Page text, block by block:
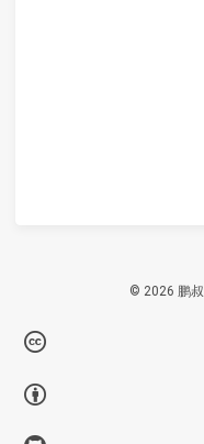
© 2026 鹏叔